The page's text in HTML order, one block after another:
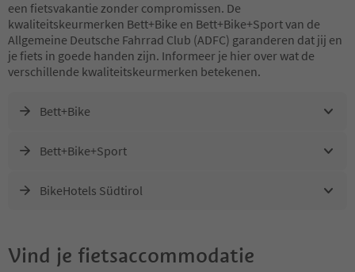
een fietsvakantie zonder compromissen. De
kwaliteitskeurmerken Bett+Bike en Bett+Bike+Sport van de
Allgemeine Deutsche Fahrrad Club (ADFC) garanderen dat jij en
je fiets in goede handen zijn. Informeer je hier over wat de
verschillende kwaliteitskeurmerken betekenen.
Bett+Bike
Bett+Bike+Sport
BikeHotels Südtirol
Vind je fietsaccommodatie